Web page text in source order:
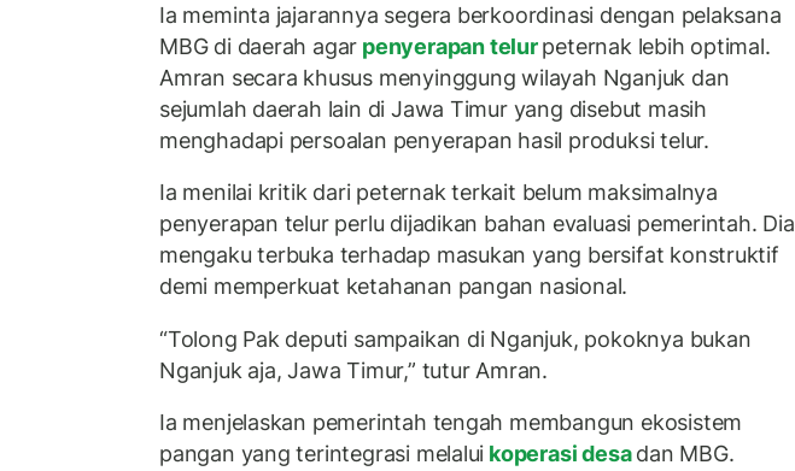
Ia meminta jajarannya segera berkoordinasi dengan pelaksana
MBG di daerah agar penyerapan telurpeternak lebih optimal.
Amran secara khusus menyinggung wilayah Nganjuk dan
sejumlah daerah lain di Jawa Timur yang disebut masih
menghadapi persoalan penyerapan hasil produksi telur.
Ia menilai kritik dari peternak terkait belum maksimalnya
penyerapan telur perlu dijadikan bahan evaluasi pemerintah. Dia
mengaku terbuka terhadap masukan yang bersifat konstruktif
demi memperkuat ketahanan pangan nasional.
“Tolong Pak deputi sampaikan di Nganjuk, pokoknya bukan
Nganjuk aja, Jawa Timur,” tutur Amran.
Ia menjelaskan pemerintah tengah membangun ekosistem
pangan yang terintegrasi melalui koperasi desadan MBG.